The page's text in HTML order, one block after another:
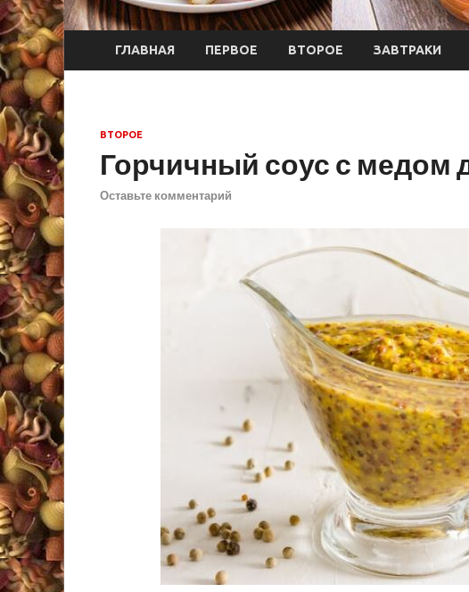
ГЛАВНАЯ ПЕРВОЕ ВТОРОЕ ЗАВТРАКИ
ВТОРОЕ
Горчичный соус с медом
Оставьте комментарий